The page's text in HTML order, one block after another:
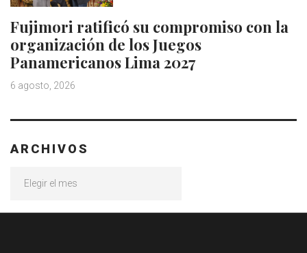
Fujimori ratificó su compromiso con la
organización de los Juegos
Panamericanos Lima 2027
6 agosto, 2026
ARCHIVOS